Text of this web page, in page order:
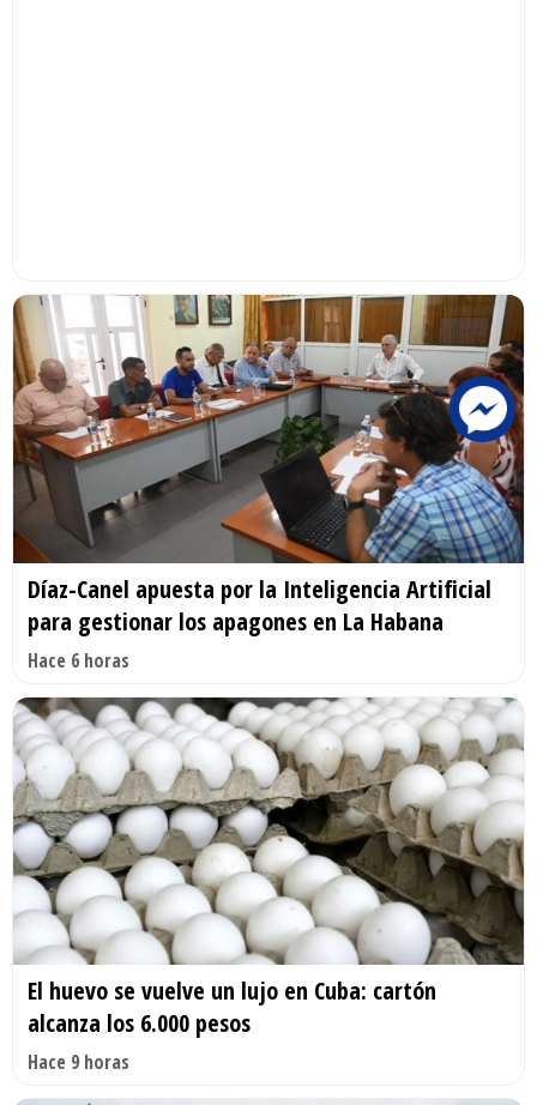
Díaz-Canel apuesta por la Inteligencia Artificial
para gestionar los apagones en La Habana
Hace 6 horas
El huevo se vuelve un lujo en Cuba: cartón
alcanza los 6.000 pesos
Hace 9 horas